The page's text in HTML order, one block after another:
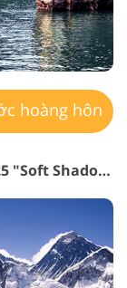
hoàng hôn
Miễn phí Preset Lightroom Sunset #25 "Soft Shadows"